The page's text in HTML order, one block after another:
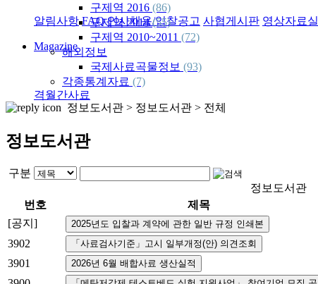
알림사항 FAQ 인사채용/입찰공고 사협게시판 영상자료실
Magazine
격월간사료
구제역 2016 (86)
구제역 2014(55)
구제역 2010~2011 (72)
해외정보
국제사료곡물정보 (93)
각종통계자료 (7)
정보도서관 > 정보도서관 > 전체
정보도서관
구분
정보도서관
번호
제목
[공지]
3902
3901